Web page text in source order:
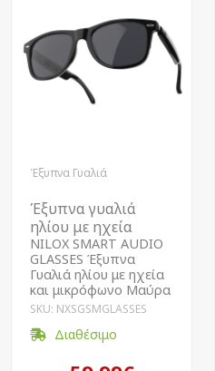
Έξυπνα Γυαλιά
Έξυπνα γυαλιά
ηλίου με ηχεία
NILOX SMART AUDIO
GLASSES Έξυπνα
Γυαλιά ηλίου με ηχεία
και μικρόφωνο Μαύρα
SKU: NXSGSMGLASSES
Διαθέσιμο